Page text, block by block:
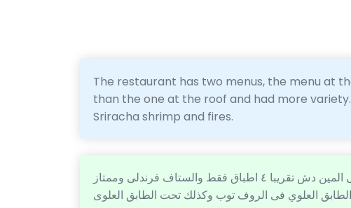
The restaurant has two menus, the menu at
than the one at the roof and had more
Sriracha shrimp and fires.
الكميه قليله والاكل لذيذ المنيو قليل الاكلات فيه يعنى المين دش تقريبا ٤ اطباق فقط والستاف فرندلى وممتاز
الطابق العلوي فى الروف توب وكذلك تحت الطابق العلوى